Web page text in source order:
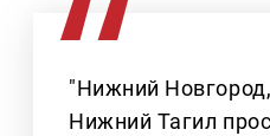
"Нижний
Нижний Тагил